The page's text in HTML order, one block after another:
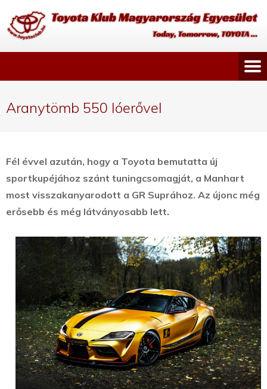
Aranytömb 550 lóerővel
Fél évvel azután, hogy a Toyota bemutatta új
sportkupéjához szánt tuningcsomagját, a Manhart
most visszakanyarodott a GR Suprához. Az újonc még
erősebb és még látványosabb lett.